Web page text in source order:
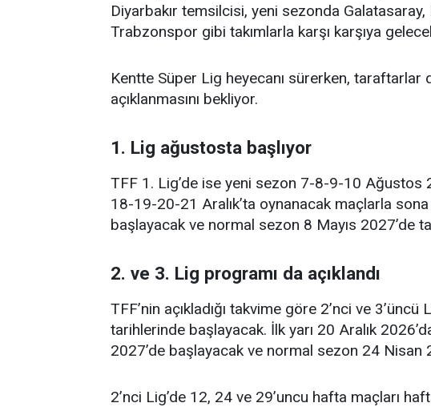
Diyarbakır temsilcisi, yeni sezonda
Trabzonspor gibi takımlarla karşı karşıya
Kentte Süper Lig heyecanı sürerken, taraftarlar
açıklanmasını bekliyor.
1. Lig ağustosta başlıyor
TFF 1. Lig’de ise yeni sezon 7-8-9-10 Ağustos
18-19-20-21 Aralık’ta oynanacak maçlarla
başlayacak ve normal sezon 8 Mayıs 2027’de
2. ve 3. Lig programı da açıklandı
TFF’nin açıkladığı takvime göre 2’nci ve
tarihlerinde başlayacak. İlk yarı 20 Aralık
2027’de başlayacak ve normal sezon 24 Nisan
2’nci Lig’de 12, 24 ve 29’uncu hafta maçları